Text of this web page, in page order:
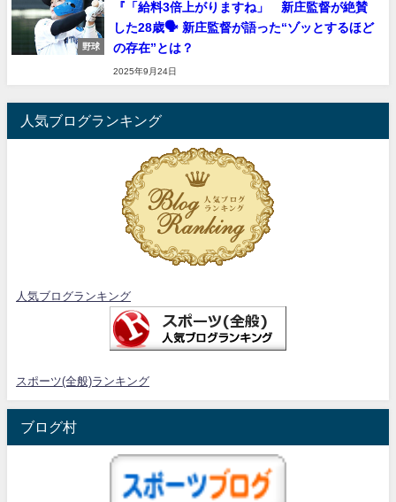
野球
『「給料3倍上がりますね」 新庄監督が絶賛
した28歳🗣️ 新庄監督が語った“ゾッとするほど
の存在”とは？
2025年9月24日
人気ブログランキング
人気ブログランキング
スポーツ(全般)ランキング
ブログ村